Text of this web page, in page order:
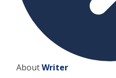
AboutWriter